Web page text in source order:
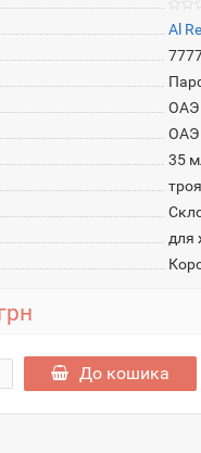
Al
ОАЭ
ОАЭ
35
для
До кошика